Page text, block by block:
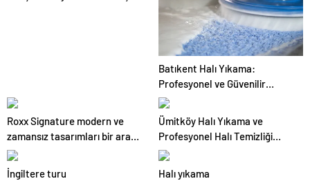
Batıkent Halı Yıkama:
Profesyonel ve Güvenilir
Hizmetler
Roxx Signature modern ve
zamansız tasarımları bir araya
getiriyor
Ümitköy Halı Yıkama ve
Profesyonel Halı Temizliği
Hizmetleri
İngiltere turu
Halı yıkama